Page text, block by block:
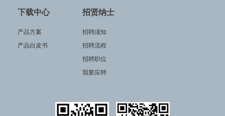
下载中心
产品方案
产品白皮书
招贤纳士
招聘须知
招聘流程
招聘职位
我要应聘